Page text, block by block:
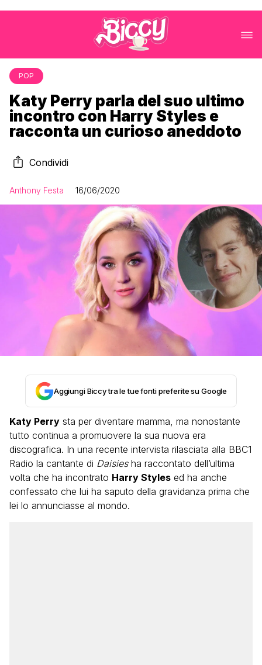
POP
Katy Perry parla del suo ultimo
incontro con Harry Styles e
racconta un curioso aneddoto
Condividi
Anthony Festa 16/06/2020
Aggiungi Biccy tra le tue fonti preferite su Google
Katy Perry sta per diventare mamma, ma nonostante
tutto continua a promuovere la sua nuova era
discografica. In una recente intervista rilasciata alla BBC1
Radio la cantante di Daisiesha raccontato dell’ultima
volta che ha incontrato Harry Styles ed ha anche
confessato che lui ha saputo della gravidanza prima che
lei lo annunciasse al mondo.